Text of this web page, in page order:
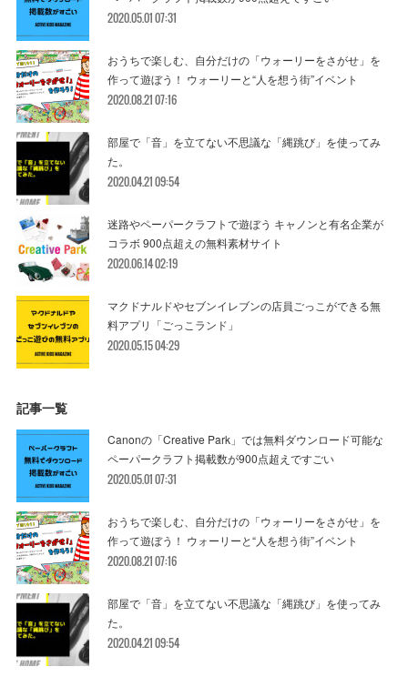
2020.05.01 07:31
おうちで楽しむ、自分だけの「ウォーリーをさがせ」を
作って遊ぼう！ ウォーリーと“人を想う街”イベント
2020.08.21 07:16
部屋で「音」を立てない不思議な「縄跳び」を使ってみ
た。
2020.04.21 09:54
迷路やペーパークラフトで遊ぼう キャノンと有名企業が
コラボ 900点超えの無料素材サイト
2020.06.14 02:19
マクドナルドやセブンイレブンの店員ごっこができる無
料アプリ「ごっこランド」
2020.05.15 04:29
記事一覧
Canonの「Creative Park」では無料ダウンロード可能な
ペーパークラフト掲載数が900点超えですごい
2020.05.01 07:31
おうちで楽しむ、自分だけの「ウォーリーをさがせ」を
作って遊ぼう！ ウォーリーと“人を想う街”イベント
2020.08.21 07:16
部屋で「音」を立てない不思議な「縄跳び」を使ってみ
た。
2020.04.21 09:54